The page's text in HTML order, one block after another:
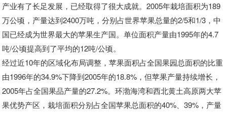
产业有了长足发展，已经取得了很大成就。2005年栽培面积为189
万公顷，产量达到2400万吨，分别占世界苹果总量的2/5和1/3，中
国已经成为世界最大的苹果生产国。单位面积产量由1995年的4.7
吨/公顷提高到了平均的12吨/公顷。
经过近10年的区域化布局调整，苹果面积占全国果园总面积的比重
由1996年的34.9%下降到2005年的18.8%，但苹果产量持续增长，
2005年占全国果品产量的27.2%。环渤海湾和西北黄土高原两大苹
果优势产区，栽培面积分别占全国苹果总面积的40%、39%，产量